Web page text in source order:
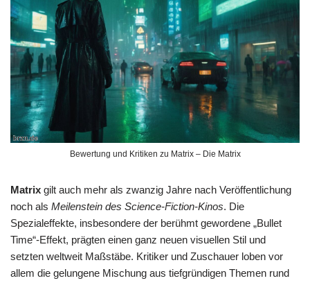
Bewertung und Kritiken zu Matrix – Die Matrix
Matrix gilt auch mehr als zwanzig Jahre nach Veröffentlichung
noch als Meilenstein des Science-Fiction-Kinos. Die
Spezialeffekte, insbesondere der berühmt gewordene „Bullet
Time“-Effekt, prägten einen ganz neuen visuellen Stil und
setzten weltweit Maßstäbe. Kritiker und Zuschauer loben vor
allem die gelungene Mischung aus tiefgründigen Themen rund